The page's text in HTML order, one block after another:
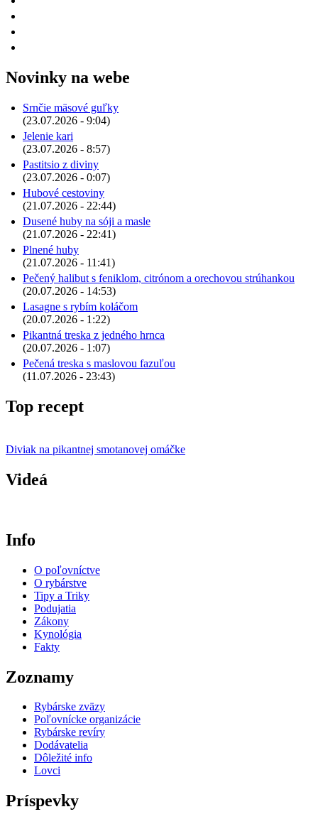
Novinky na webe
Srnčie mäsové guľky
(23.07.2026 - 9:04)
Jelenie kari
(23.07.2026 - 8:57)
Pastitsio z diviny
(23.07.2026 - 0:07)
Hubové cestoviny
(21.07.2026 - 22:44)
Dusené huby na sóji a masle
(21.07.2026 - 22:41)
Plnené huby
(21.07.2026 - 11:41)
Pečený halibut s feniklom, citrónom a orechovou strúhankou
(20.07.2026 - 14:53)
Lasagne s rybím koláčom
(20.07.2026 - 1:22)
Pikantná treska z jedného hrnca
(20.07.2026 - 1:07)
Pečená treska s maslovou fazuľou
(11.07.2026 - 23:43)
Top recept
Diviak na pikantnej smotanovej omáčke
Videá
Info
O poľovníctve
O rybárstve
Tipy a Triky
Podujatia
Zákony
Kynológia
Fakty
Zoznamy
Rybárske zväzy
Poľovnícke organizácie
Rybárske revíry
Dodávatelia
Dôležité info
Lovci
Príspevky